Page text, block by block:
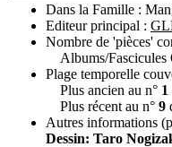
Dans la Famille :
Editeur principal :
Nombre de 'pièces'
Albums/Fascicules
Plage temporelle
Plus ancien au n° 1
Plus récent au n° 9
Autres informations
Dessin: Taro